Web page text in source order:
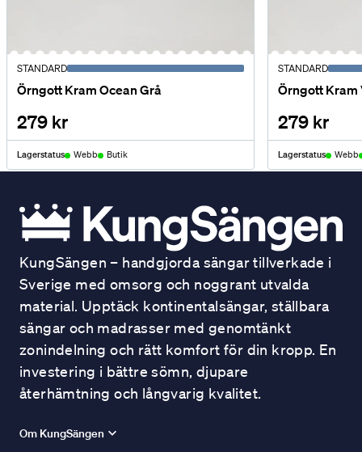
STANDARD
Örngott Kram Ocean Grå
279 kr
Lagerstatus Webb Butik
STANDARD
Örngott Kram
279 kr
Lagerstatus Webb
KungSängen – handgjorda sängar tillverkade i
Sverige med omsorg och noggrant utvalda
material. Upptäck kontinentalsängar, ställbara
sängar och madrasser med genomtänkt
zonindelning och rätt komfort för din kropp. En
investering i bättre sömn, djupare
återhämtning och långvarig kvalitet.
Om KungSängen